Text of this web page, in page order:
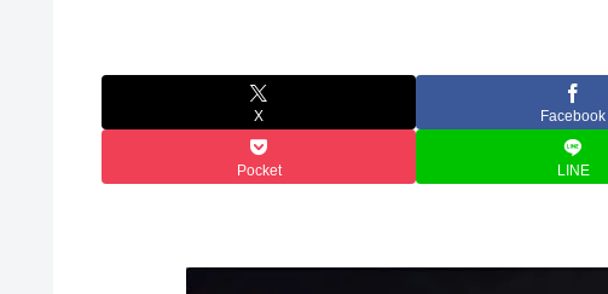
X Facebook
Pocket LINE